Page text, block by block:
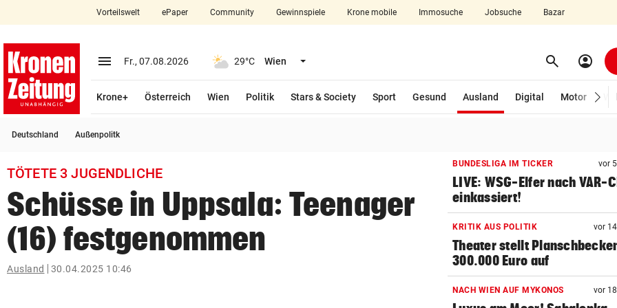
closeSchließen
account_circle Anmelden
arrow_right
search
Suchbegriff
eingeben
Vorteilswelt ePaper Community Gewinnspiele Krone mobile Immosuche Jobsuche Bazar
menu Menü aufklappen
Fr., 07.08.2026 29°C Wien Menü aufklappen search Suchen
account_circle
Krone+ Österreich Wien Politik Stars & Society Sport Gesund Ausland
Digital
Motor
Deutschland Außenpolitk
TÖTETE 3 JUGENDLICHE
Schüsse in Uppsala: Teenager
(16) festgenommen
Ausland 30.04.2025 10:46
BUNDESLIGA IM TICKER vor
LIVE: WSG-Elfer nach VAR-
einkassiert!
KRITIK AUS POLITIK vor
Theater stellt
300.000 Euro auf
NACH WIEN AUF MYKONOS vor